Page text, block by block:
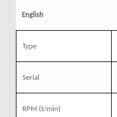
English
Type
Serial
RPM (t/min)